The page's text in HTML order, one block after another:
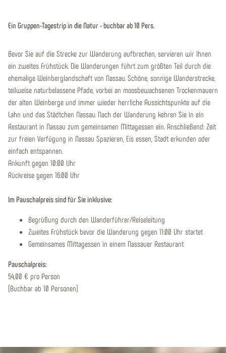
Ein Gruppen-Tagestrip in die Natur - buchbar ab 10 Pers.
Bevor Sie auf die Strecke zur Wanderung aufbrechen, servieren wir Ihnen
ein zweites Frühstück. Die Wanderungen führt zum größten Teil durch die
ehemalige Weinberglandschaft von Nassau. Schöne, sonnige Wanderstrecke,
teilweise naturbelassene Pfade, vorbei an moosbewachsenen Trockenmauern
der alten Weinberge und immer wieder herrliche Aussichtspunkte auf die
Lahn und das Städtchen Nassau. Nach der Wanderung kehren Sie in ein
Restaurant in Nassau zum gemeinsamen Mittagessen ein. Anschließend: Zeit
zur freien Verfügung in Nassau Spazieren, Eis essen, Stadt erkunden oder
einfach entspannen.
Ankunft gegen 10:00 Uhr
Rückreise gegen 16:00 Uhr
Im Pauschalpreis sind für Sie inklusive:
Begrüßung durch den Wanderführer/Reiseleitung
Zweites Frühstück bevor die Wanderung gegen 11:00 Uhr startet
Gemeinsames Mittagessen in einem Nassauer Restaurant
Pauschalpreis:
54,00 € pro Person
(Buchbar ab 10 Personen)